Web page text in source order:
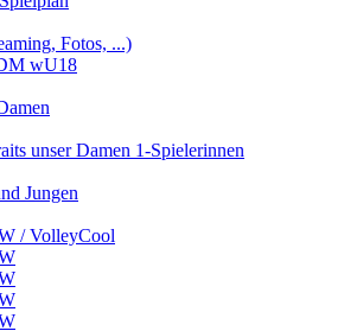
Fotos, ...)
wU18
unser Damen 1-Spielerinnen
Jungen
/ VolleyCool